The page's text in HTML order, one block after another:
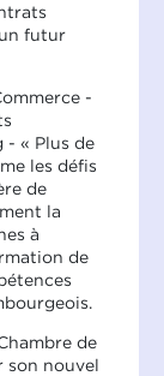
futur
-
- « Plus de
les défis
de
la
à
de
de
son nouvel